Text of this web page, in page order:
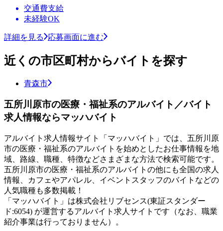
交通費支給
未経験OK
詳細を見る 応募画面に進む
近くの市区町村からバイトを探す
青森市
五所川原市の医療・福祉系のアルバイト／バイト
求人情報ならマッハバイト
アルバイト求人情報サイト「マッハバイト」では、五所川原
市の医療・福祉系のアルバイトを始めとしたお仕事情報を地
域、路線、職種、特徴などさまざまな方法で検索可能です。
五所川原市の医療・福祉系のアルバイトの他にも全国の求人
情報、カフェやアパレル、イベントスタッフのバイトなどの
人気職種も多数掲載！
「マッハバイト」は株式会社リブセンス(東証スタンダー
ド:6054) が運営するアルバイト求人サイトです（なお、職業
紹介事業は行っておりません）。